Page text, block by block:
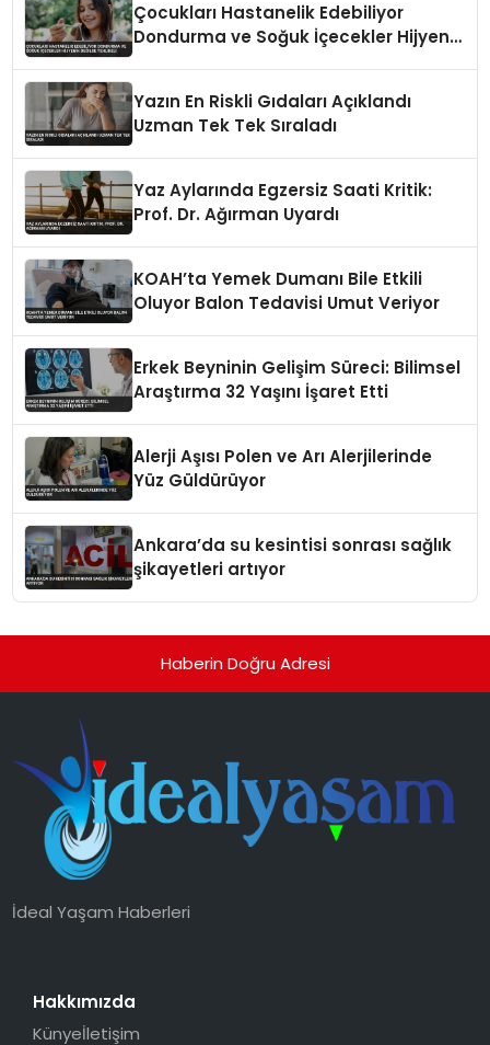
Çocukları Hastanelik Edebiliyor
Dondurma ve Soğuk İçecekler Hijyenik
Yazın En Riskli Gıdaları Açıklandı
Uzman Tek Tek Sıraladı
Yaz Aylarında Egzersiz Saati Kritik:
Prof. Dr. Ağırman Uyardı
KOAH’ta Yemek Dumanı Bile Etkili
Oluyor Balon Tedavisi Umut Veriyor
Erkek Beyninin Gelişim Süreci: Bilimsel
Araştırma 32 Yaşını İşaret Etti
Alerji Aşısı Polen ve Arı Alerjilerinde
Yüz Güldürüyor
Ankara’da su kesintisi sonrası sağlık
şikayetleri artıyor
Haberin Doğru Adresi
İdeal Yaşam Haberleri
Hakkımızda
Künyeİletişim